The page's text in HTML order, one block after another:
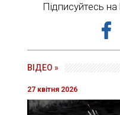
Підписуйтесь
ВІДЕО »
27 квітня 2026